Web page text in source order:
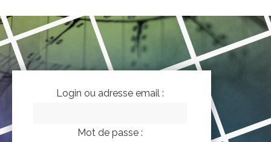
Login ou adresse email :
Mot de passe :